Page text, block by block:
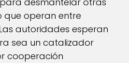
que operan entre
autoridades esperan
sea un catalizador
cooperación